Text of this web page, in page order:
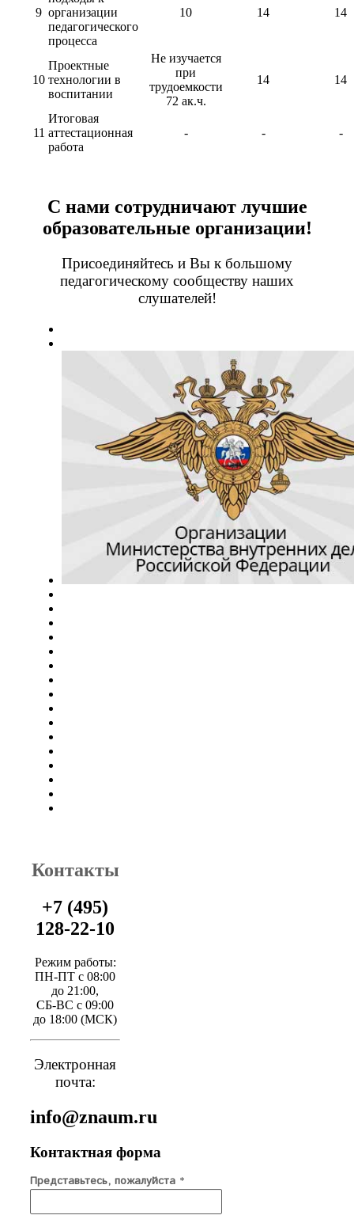
9 организации
педагогического
процесса
10 14 14
10
Проектные
технологии в
воспитании
Не изучается
при
трудоемкости
72 ак.ч.
14 14
11
Итоговая
аттестационная
работа
- - -
С нами сотрудничают лучшие
образовательные организации!
Присоединяйтесь и Вы к большому
педагогическому сообществу наших
слушателей!
Контакты
+7 (495)
128-22-10
Режим работы:
ПН-ПТ с 08:00
до 21:00,
СБ-ВС с 09:00
до 18:00 (МСК)
Электронная
почта:
info@znaum.ru
Контактная форма
Представьтесь, пожалуйста *